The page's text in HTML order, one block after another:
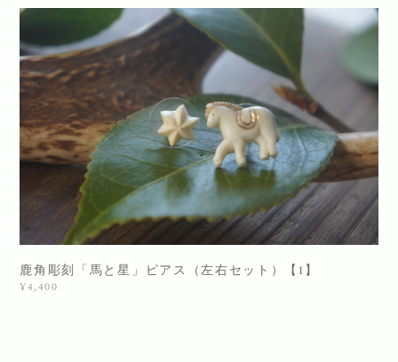
鹿角彫刻「馬と星」ピアス（左右セット）【1】
¥4,400